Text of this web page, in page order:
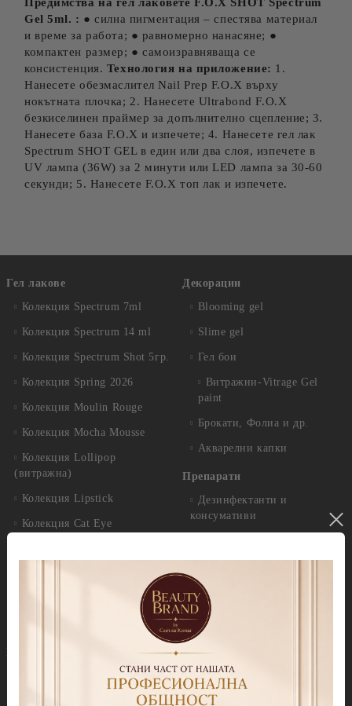
Gel 5ml. : ● силна пигментация – спестява материал
и време за работа; ● равномерно нанасяне; ●
компактен размер; ● самоизравняваща се
консистенция. Технология на приложение: 1.
Нанесете обезмаслител Nail Prep F.O.X върху
нокътната плочка; 2. Нанесете Ultrabond F.O.X
безкиселинен праймер за допълнително сцепление; 3.
Нанесете база F.O.X и изпечете; 4. Нанесете гел лак
Spectrum SHOT GEL в един или два слоя, изпечете в
UV лампа (36W) за 2 минути или LED лампа за 30-60
секунди; 5. Нанесете F.O.X топ лак и изпечете.
Гел лакове
Колекция Spectrum 7ml
Колекция Spectrum 14 ml
Колекция Spectrum Shot 5гр.
Колекция Spring 2026
Колекция Moulin Rouge
Колекция Mocha Mousse
Колекция Lollipop
(витражна)
Колекция Lipstick
Колекция Cat Eye
Бази
Прозрачни Бази за гел лак
Колекции цветни бази
Декорации
Blooming gel
Slime gel
Гел бои
Витражни-Vitrage Gel
paint
Брокати, Фолиа и др.
Акварелни капки
Препарати
Дезинфектанти и
консумативи
лепкав слой
Праймери
Други течности
Грижа за нокти и кожа
Продукти за педикюр Callux